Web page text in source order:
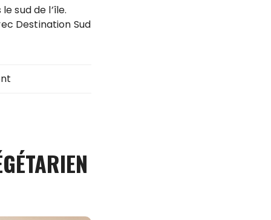
sud de l’île.
Destination Sud